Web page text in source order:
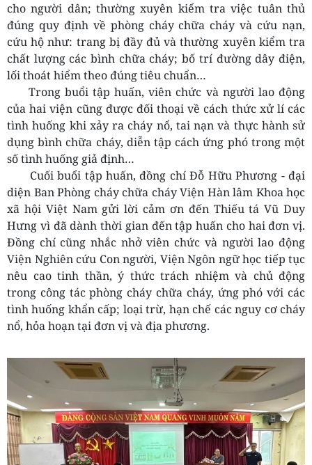
cho người dân; thường xuyên kiểm tra việc tuân thủ
đúng quy định về phòng cháy chữa cháy và cứu nạn,
cứu hộ như: trang bị đầy đủ và thường xuyên kiểm tra
chất lượng các bình chữa cháy; bố trí đường dây điện,
lối thoát hiểm theo đúng tiêu chuẩn…
Trong buổi tập huấn, viên chức và người lao động
của hai viện cũng được đối thoại về cách thức xử lí các
tình huống khi xảy ra cháy nổ, tai nạn và thực hành sử
dụng bình chữa cháy, diễn tập cách ứng phó trong một
số tình huống giả định…
Cuối buổi tập huấn, đồng chí Đỗ Hữu Phương - đại
diện Ban Phòng cháy chữa cháy Viện Hàn lâm Khoa học
xã hội Việt Nam gửi lời cảm ơn đến Thiếu tá Vũ Duy
Hưng vì đã dành thời gian đến tập huấn cho hai đơn vị.
Đồng chí cũng nhắc nhở viên chức và người lao động
Viện Nghiên cứu Con người, Viện Ngôn ngữ học tiếp tục
nêu cao tinh thần, ý thức trách nhiệm và chủ động
trong công tác phòng cháy chữa cháy, ứng phó với các
tình huống khẩn cấp; loại trừ, hạn chế các nguy cơ cháy
nổ, hỏa hoạn tại đơn vị và địa phương.